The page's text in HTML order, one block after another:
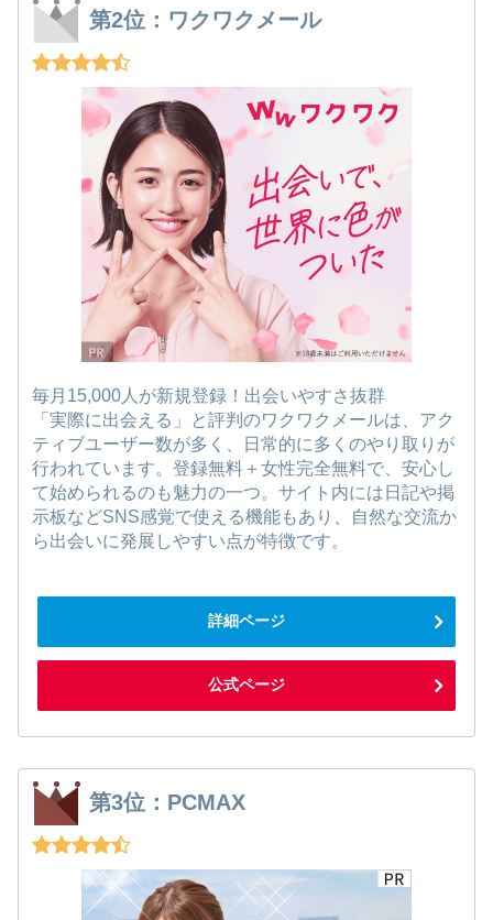
第2位：ワクワクメール
毎月15,000人が新規登録！出会いやすさ抜群
「実際に出会える」と評判のワクワクメールは、アク
ティブユーザー数が多く、日常的に多くのやり取りが
行われています。登録無料＋女性完全無料で、安心し
て始められるのも魅力の一つ。サイト内には日記や掲
示板などSNS感覚で使える機能もあり、自然な交流か
ら出会いに発展しやすい点が特徴です。
詳細ページ
公式ページ
第3位：PCMAX